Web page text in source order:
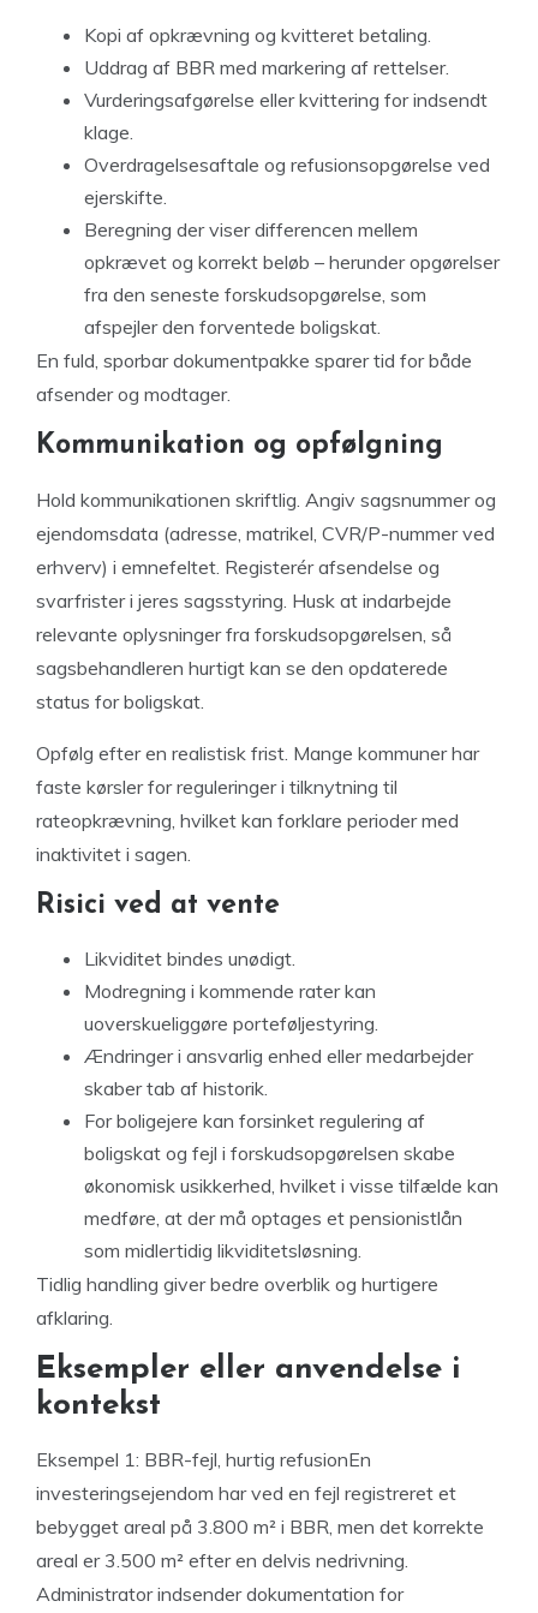
Kopi af opkrævning og kvitteret betaling.
Uddrag af BBR med markering af rettelser.
Vurderingsafgørelse eller kvittering for indsendt
klage.
Overdragelsesaftale og refusionsopgørelse ved
ejerskifte.
Beregning der viser differencen mellem
opkrævet og korrekt beløb – herunder opgørelser
fra den seneste forskudsopgørelse, som
afspejler den forventede boligskat.
En fuld, sporbar dokumentpakke sparer tid for både
afsender og modtager.
Kommunikation og opfølgning
Hold kommunikationen skriftlig. Angiv sagsnummer og
ejendomsdata (adresse, matrikel, CVR/P-nummer ved
erhverv) i emnefeltet. Registerér afsendelse og
svarfrister i jeres sagsstyring. Husk at indarbejde
relevante oplysninger fra forskudsopgørelsen, så
sagsbehandleren hurtigt kan se den opdaterede
status for boligskat.
Opfølg efter en realistisk frist. Mange kommuner har
faste kørsler for reguleringer i tilknytning til
rateopkrævning, hvilket kan forklare perioder med
inaktivitet i sagen.
Risici ved at vente
Likviditet bindes unødigt.
Modregning i kommende rater kan
uoverskueliggøre porteføljestyring.
Ændringer i ansvarlig enhed eller medarbejder
skaber tab af historik.
For boligejere kan forsinket regulering af
boligskat og fejl i forskudsopgørelsen skabe
økonomisk usikkerhed, hvilket i visse tilfælde kan
medføre, at der må optages et pensionistlån
som midlertidig likviditetsløsning.
Tidlig handling giver bedre overblik og hurtigere
afklaring.
Eksempler eller anvendelse i
kontekst
Eksempel 1: BBR-fejl, hurtig refusionEn
investeringsejendom har ved en fejl registreret et
bebygget areal på 3.800 m² i BBR, men det korrekte
areal er 3.500 m² efter en delvis nedrivning.
Administrator indsender dokumentation for